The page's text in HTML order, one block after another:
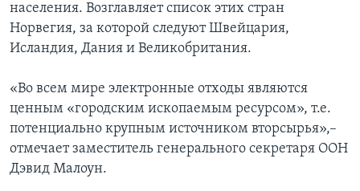
населения. Возглавляет список этих стран
Норвегия, за которой следуют Швейцария,
Исландия, Дания и Великобритания.
«Во всем мире электронные отходы являются
ценным «городским ископаемым ресурсом», т.е.
потенциально крупным источником вторсырья»,–
отмечает заместитель генерального секретаря ООН
Дэвид Малоун.